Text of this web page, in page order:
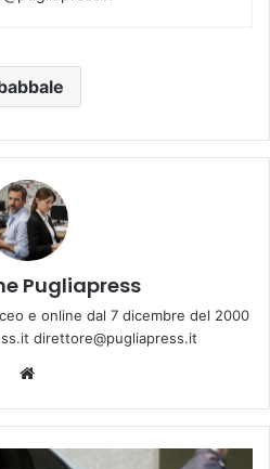
Pugliapress
e online dal 7 dicembre del 2000
direttore@pugliapress.it